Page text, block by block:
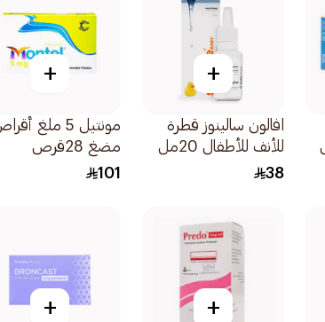
+
افالون سالينوز قطرة
للأنف للأطفال 20مل
38
+
مونتيل 5 ملغ
مضغ 28قرص
101
+
+